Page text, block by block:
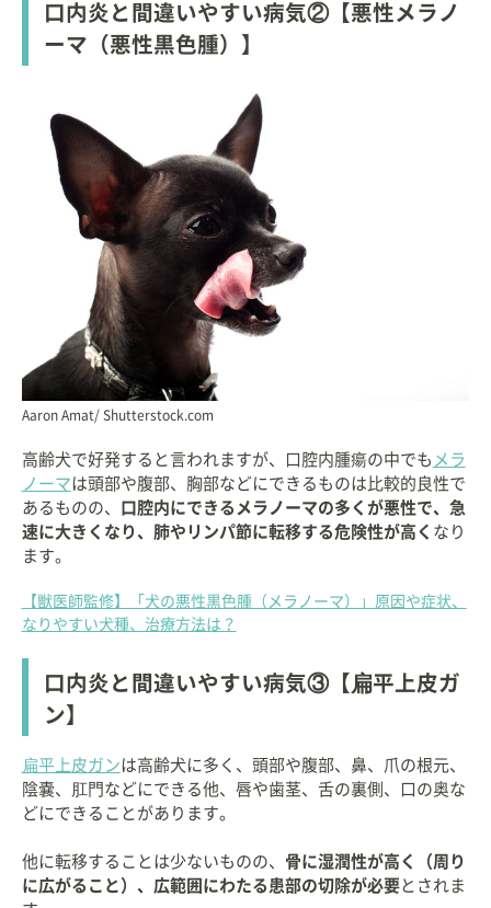
口内炎と間違いやすい病気②【悪性メラノ
ーマ（悪性黒色腫）】
Aaron Amat/ Shutterstock.com
高齢犬で好発すると言われますが、口腔内腫瘍の中でも メラ
ノーマは頭部や腹部、胸部などにできるものは比較的良性で
あるものの、
口腔内にできるメラノーマの多くが悪性で、急
速に大きくなり、肺やリンパ節に転移する危険性が高く なり
ます。
【獣医師監修】「犬の悪性黒色腫（メラノーマ）」原因や症状、
なりやすい犬種、治療方法は？
口内炎と間違いやすい病気③【扁平上皮ガ
ン】
扁平上皮ガンは高齢犬に多く、頭部や腹部、鼻、爪の根元、
陰嚢、肛門などにできる他、唇や歯茎、舌の裏側、口の奥な
どにできることがあります。
他に転移することは少ないものの、 骨に湿潤性が高く（周り
に広がること）、広範囲にわたる患部の切除が必要とされま